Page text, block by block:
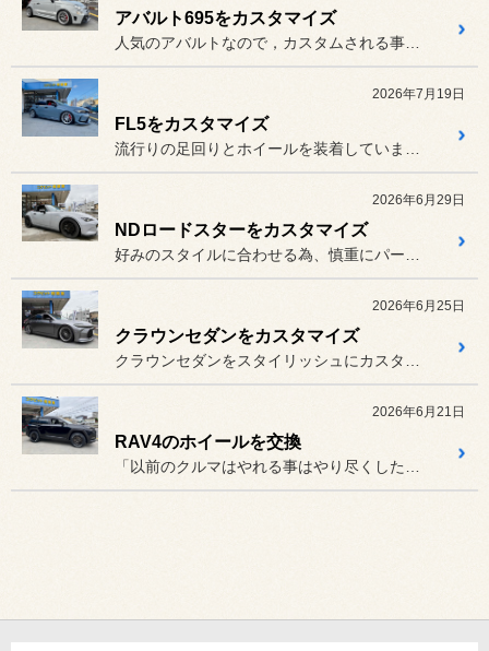
アバルト695をカスタマイズ
2026年7月19日
FL5をカスタマイズ
2026年6月29日
NDロードスターをカスタマイズ
2026年6月25日
クラウンセダンをカスタマイズ
2026年6月21日
RAV4のホイールを交換